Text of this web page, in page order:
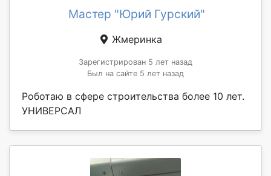
Мастер "Юрий Гурский"
Жмеринка
Зарегистрирован 5 лет назад
Был на сайте 5 лет назад
Роботаю в сфере строительства более 10 лет.
УНИВЕРСАЛ